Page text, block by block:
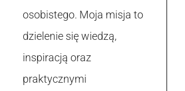
osobistego. Moja misja to
dzielenie się wiedzą,
inspiracją oraz
praktycznymi